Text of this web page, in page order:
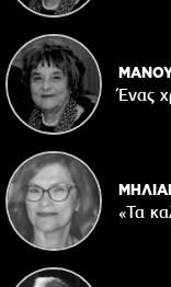
Ένας
«Τα